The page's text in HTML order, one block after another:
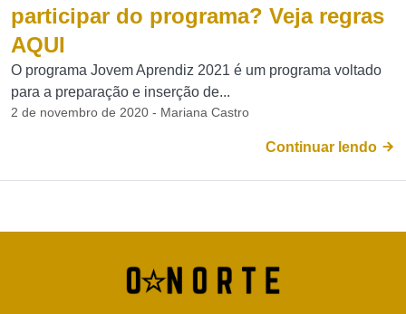
participar do programa? Veja regras
AQUI
O programa Jovem Aprendiz 2021 é um programa voltado
para a preparação e inserção de...
2 de novembro de 2020 - Mariana Castro
Continuar lendo